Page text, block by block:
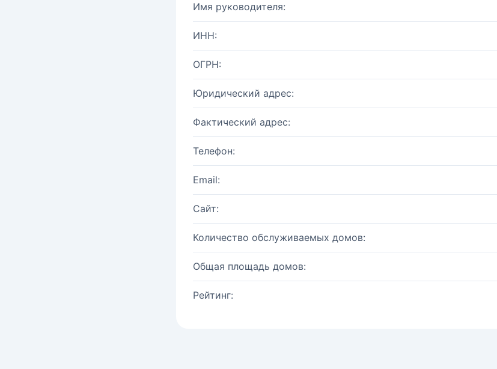
Имя руководителя:
ИНН:
ОГРН:
Юридический адрес:
Фактический адрес:
Телефон:
Email:
Сайт:
Количество обслуживаемых домов:
Общая площадь домов:
Рейтинг: